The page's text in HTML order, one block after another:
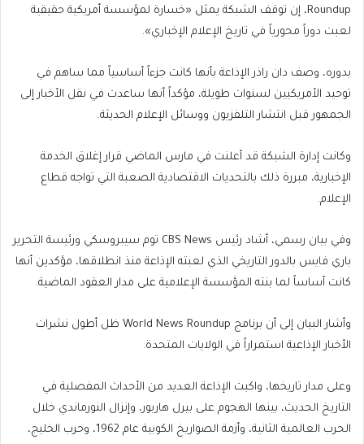
Roundup، إن توقف الشبكة يمثل «خسارة لمؤسسة أمريكية حقيقية
لعبت دوراً محورياً في تاريخ الإعلام الإخباري».
بدوره، وصف دان راذر الإذاعة بأنها كانت جزءاً أساسياً مما ساهم في
توحيد الأمريكيين لسنوات طويلة، مؤكداً أنها ساعدت في نقل الأخبار إلى
الجمهور قبل انتشار التلفزيون ووسائل الإعلام الحديثة.
وكانت إدارة الشبكة قد أعلنت في مارس الماضي قرار إغلاق الخدمة
الإخبارية، مبررة ذلك بالتحديات الاقتصادية الصعبة التي تواجه قطاع
الإعلام.
وفي بيان رسمي، أشاد رئيس CBS News توم سيبروسكي ورئيسة التحرير
باري فايس بالدور التاريخي الذي لعبته الإذاعة منذ انطلاقها، مؤكدين أنها
كانت أساساً لما بنته المؤسسة الإعلامية على مدار العقود الماضية.
وأشار البيان إلى أن برنامج World News Roundup ظل أطول نشرات
الأخبار الإذاعية استمراراً في الولايات المتحدة.
وعلى مدار تاريخها، واكبت الإذاعة العديد من الأحداث المفصلية في
التاريخ الحديث، بينها الهجوم على بيرل هاربور، وإنزال النورماندي خلال
الحرب العالمية الثانية، وأزمة الصواريخ الكوبية عام 1962، وحرب الخليج،